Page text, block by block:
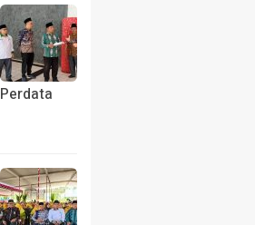
Pondok Pesantren Minhajut
hingga Gugatan Perdata